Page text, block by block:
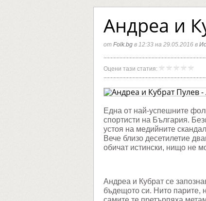
Андреа и
от Folk.bg в 12:33 на 29.05.2016 в
Оцени тази статия:
-
Една от най-успешните
спортисти на България.
устоя на медийните
Вече близо десетилетие
обичат истински, нищо не
Андреа и Кубрат се
бъдещото си. Нито парите,